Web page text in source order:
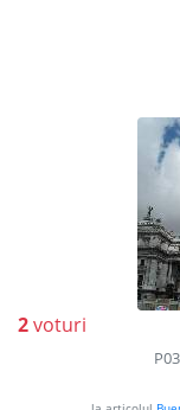
2voturi